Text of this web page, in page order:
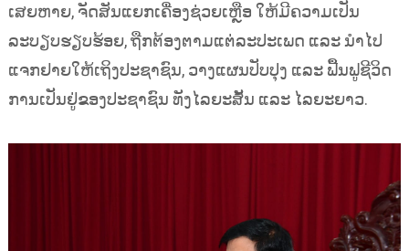
ເສຍຫາຍ, ຈັດສັນແຍກເຄື່ອງຊ່ວຍເຫຼືອ ໃຫ້ມີຄວາມເປັນ
ລະບຽບຮຽບຮ້ອຍ, ຖືກຕ້ອງຕາມແຕ່ລະປະເພດ ແລະ ນຳໄປ
ແຈກຢາຍໃຫ້ເຖິງປະຊາຊົນ, ວາງແຜນປັບປຸງ ແລະ ຟື້ນຟູຊີວິດ
ການເປັນຢູ່ຂອງປະຊາຊົນ ທັງໄລຍະສັ້ນ ແລະ ໄລຍະຍາວ.